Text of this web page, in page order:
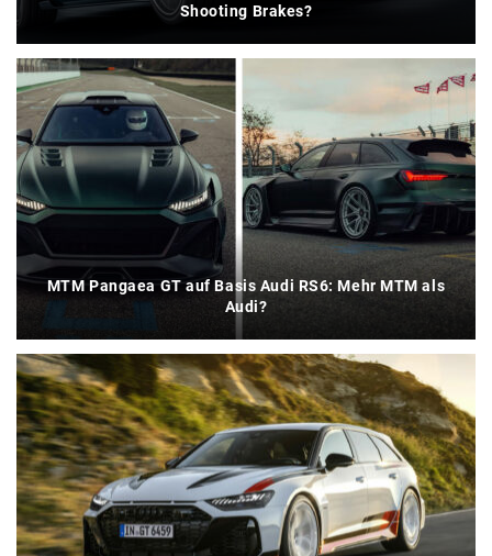
Shooting Brakes?
MTM Pangaea GT auf Basis Audi RS6: Mehr MTM als
Audi?